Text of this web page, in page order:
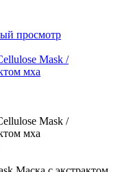
просмотр
Mask /
мха
Mask /
мха